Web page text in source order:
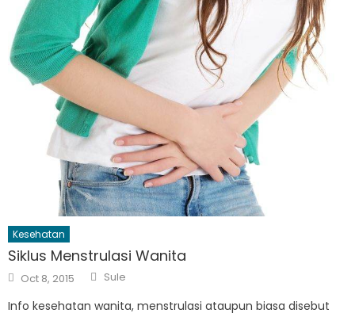
Kesehatan
Siklus Menstrulasi Wanita
Posted
on
Oct 8, 2015 Author
Sule
Info kesehatan wanita, menstrulasi ataupun biasa disebut